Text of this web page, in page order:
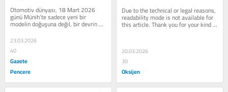
Otomotiv dünyası, 18 Mart 2026
günü Münih’te sadece yeni bir
modelin doğuşuna değil, bir devrin
kapanışına tanıklık etti. Mayıs...
23.03.2026
40
Gazete
Pencere
Due to the technical or legal reasons,
readability mode is not available for
this article. Thank you for your kind
20.03.2026
30
Oksijen